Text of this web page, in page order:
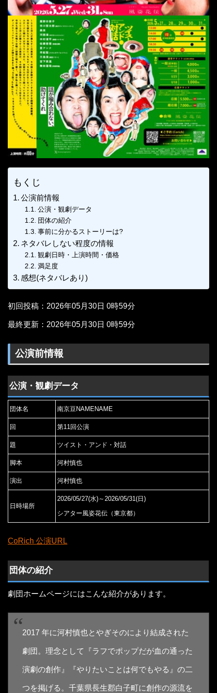
もくじ
公演前情報
公演・観劇データ
団体の紹介
事前に分かるストーリーは?
ネタバレしない程度の情報
観劇日時・上演時間・価格
満足度
感想(ネタバレあり)
初回投稿：2026年05月30日 0時59分
最終更新：2026年05月30日 0時59分
公演前情報
公演・観劇データ
団体名 南京豆NAMENAME
回 第11回公演
題 ツイスト・アンド・対話
脚本 河村慎也
演出 河村慎也
日時場所
2026/05/27(水)～2026/05/31(日)
シアター風姿花伝（東京都）
CoRich 公演URL
団体の紹介
劇団ホームページにはこんな紹介があります。
2017 年に河村慎也とやぎそのにより結成された
劇団。理念として『ラフでポップだが血の通った
演劇の創作』『やりたいことは何でもやる』の二
つを掲げる。千葉県長生郡白子町に創作の源流を